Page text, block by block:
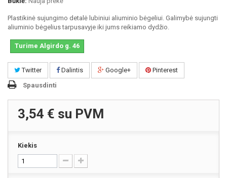
Plastikinė sujungimo detalė lubiniui aliuminio bėgeliui. Galimybė sujungti
aliuminio bėgelius tarpusavyje iki jums reikiamo dydžio.
Turime Algirdo g. 46
Twitter Dalintis Google+
Pinterest
Spausdinti
3,54 € su PVM
Kiekis